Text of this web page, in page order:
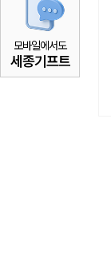
모바일에서도
세종기프트